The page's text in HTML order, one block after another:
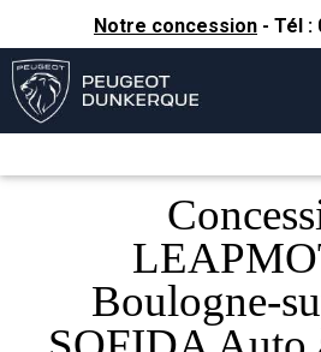
Notre concession - Tél :
Concessions
Boulogne-